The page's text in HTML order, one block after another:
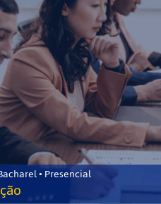
• Presencial